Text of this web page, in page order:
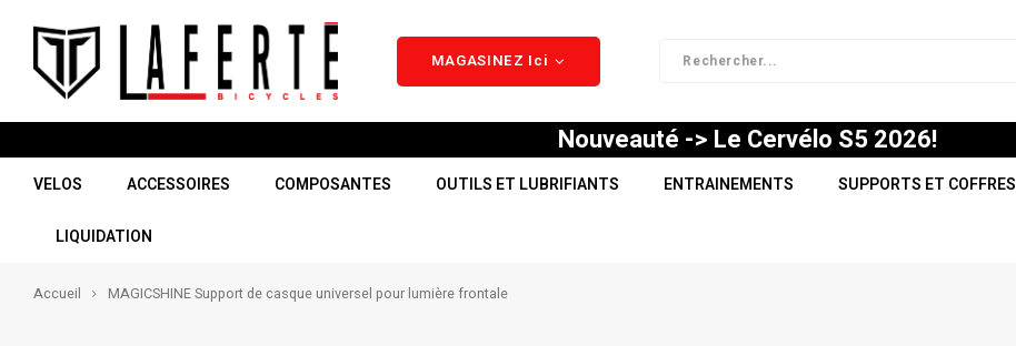
MAGASINEZ Ici
Nouveauté -> Le Cervélo S5 2026!
VELOS ACCESSOIRES COMPOSANTES OUTILS ET LUBRIFIANTS ENTRAINEMENTS SUPPORTS ET COFFRES
LIQUIDATION
Accueil MAGICSHINE Support de casque universel pour lumière frontale